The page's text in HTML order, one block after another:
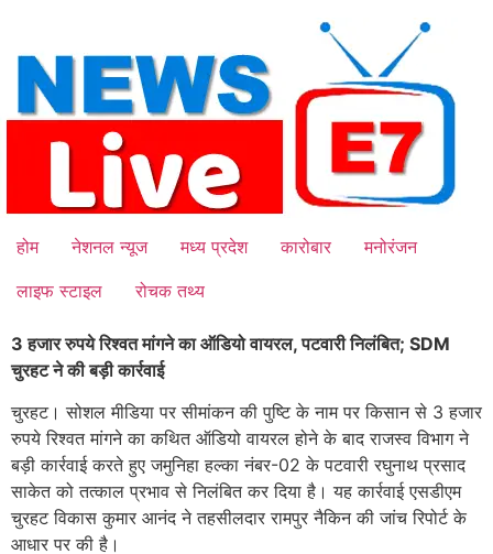
content
होम नेशनल न्यूज मध्य प्रदेश कारोबार
मनोरंजन
लाइफ स्टाइल
रोचक तथ्य
3 हजार रुपये रिश्वत मांगने का ऑडियो वायरल, पटवारी निलंबित; SDM
चुरहट ने की बड़ी कार्रवाई
चुरहट। सोशल मीडिया पर सीमांकन की पुष्टि के नाम पर किसान से 3 हजार
रुपये रिश्वत मांगने का कथित ऑडियो वायरल होने के बाद राजस्व विभाग ने
बड़ी कार्रवाई करते हुए जमुनिहा हल्का नंबर-02 के पटवारी रघुनाथ प्रसाद
साकेत को तत्काल प्रभाव से निलंबित कर दिया है। यह कार्रवाई एसडीएम
चुरहट विकास कुमार आनंद ने तहसीलदार रामपुर नैकिन की जांच रिपोर्ट के
आधार पर की है।